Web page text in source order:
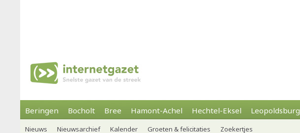
Beringen Bocholt Bree Hamont-Achel Hechtel-Eksel Leopoldsburg
Nieuws Nieuwsarchief Kalender Groeten & felicitaties Zoekertjes